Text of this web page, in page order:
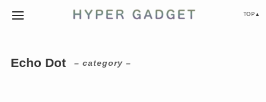
TOP▲
Echo Dot – category –